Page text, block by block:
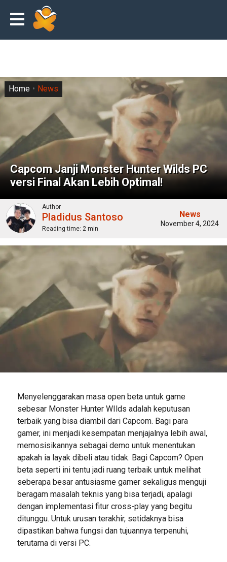
Capcom Janji Monster Hunter Wilds PC
versi Final Akan Lebih Optimal!
Home News
Author
Pladidus Santoso
Reading time: 2 min
News
November 4, 2024
Menyelenggarakan masa open beta untuk game
sebesar Monster Hunter WIlds adalah keputusan
terbaik yang bisa diambil dari Capcom. Bagi para
gamer, ini menjadi kesempatan menjajalnya lebih awal,
memosisikannya sebagai demo untuk menentukan
apakah ia layak dibeli atau tidak. Bagi Capcom? Open
beta seperti ini tentu jadi ruang terbaik untuk melihat
seberapa besar antusiasme gamer sekaligus menguji
beragam masalah teknis yang bisa terjadi, apalagi
dengan implementasi fitur cross-play yang begitu
ditunggu. Untuk urusan terakhir, setidaknya bisa
dipastikan bahwa fungsi dan tujuannya terpenuhi,
terutama di versi PC.